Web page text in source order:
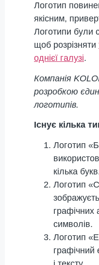
Логотип
якісним,
Логотипи були
щоб розрізняти
однієї галузі.
Компанія
розробкою
логотипів.
Існує кілька
Логотип
кілька
Логотип
графічних
символів.
Логотип
графічний